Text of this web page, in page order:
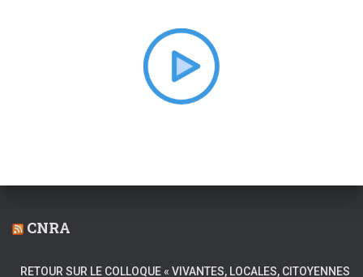
CNRA
RETOUR SUR LE COLLOQUE « VIVANTES, LOCALES, CITOYENNES